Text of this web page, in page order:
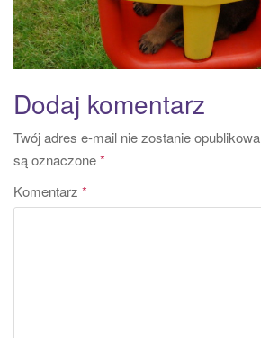
Dodaj komentarz
Twój adres e-mail nie zostanie
są oznaczone*
Komentarz *